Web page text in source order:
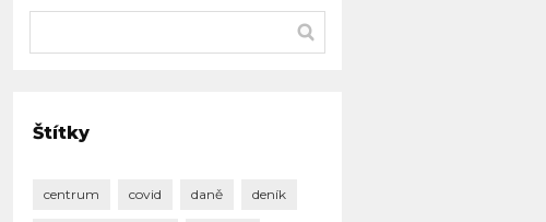
Štítky
centrum covid daně deník